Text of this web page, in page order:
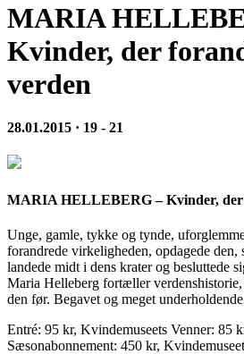
MARIA
Kvinder, der
verden
28.01.2015 · 19 - 21
MARIA HELLEBERG – Kvinder, der
Unge, gamle, tykke og tynde,
forandrede virkeligheden, opdagede den,
landede midt i dens krater og besluttede
Maria Helleberg fortæller
den før. Begavet og meget
Entré: 95 kr, Kvindemuseets Venner: 85
Sæsonabonnement: 450 kr,